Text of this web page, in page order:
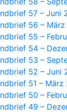
57 – Juni
56 – März
55 –
54 –
53 –
52 – Juni
51 – März
50 –
49 –